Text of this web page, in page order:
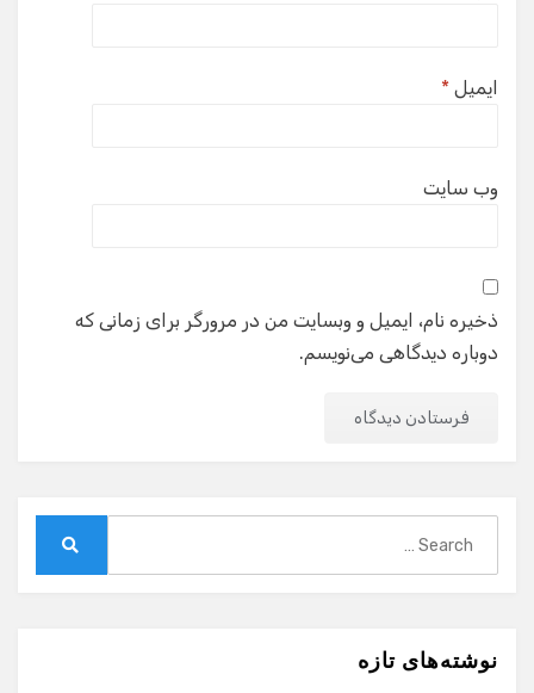
ایمیل *
وب‌ سایت
ذخیره نام، ایمیل و وبسایت من در مرورگر برای زمانی که
دوباره دیدگاهی می‌نویسم.
نوشته‌های تازه